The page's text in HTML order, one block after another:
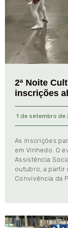
2ª Noite
inscrições
1 de setembro de
As inscrições
em Vinhedo. O
Assistência
outubro, a partir
Convivência da